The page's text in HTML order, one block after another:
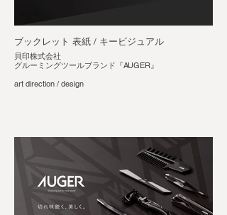
ブックレット 表紙 / キービジュアル
貝印株式会社
グルーミングツールブランド『AUGER』
art direction / design